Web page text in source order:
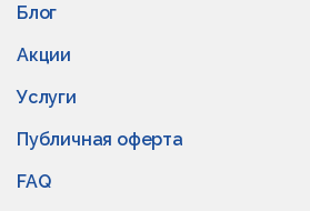
Блог
Акции
Услуги
Публичная оферта
FAQ